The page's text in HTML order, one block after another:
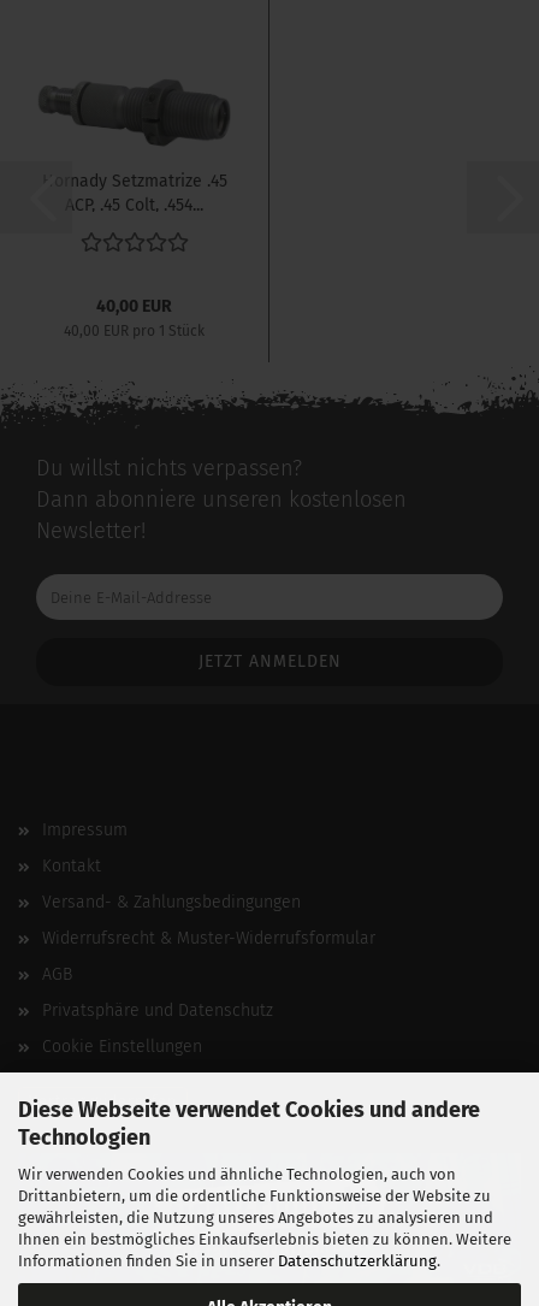
Diese Webseite verwendet Cookies und andere
Technologien
Wir verwenden Cookies und ähnliche Technologien, auch von
Drittanbietern, um die ordentliche Funktionsweise der Website zu
gewährleisten, die Nutzung unseres Angebotes zu analysieren und
Ihnen ein bestmögliches Einkaufserlebnis bieten zu können. Weitere
Informationen finden Sie in unserer Datenschutzerklärung.
Hornady Setzmatrize .45
ACP, .45 Colt, .454...
40,00 EUR
40,00 EUR pro 1 Stück
Du willst nichts verpassen?
Dann abonniere unseren kostenlosen
Newsletter!
Deine
E-
Impressum
Kontakt
Versand- & Zahlungsbedingungen
Widerrufsrecht & Muster-Widerrufsformular
AGB
Privatsphäre und Datenschutz
Cookie Einstellungen
Vertrag widerrufen